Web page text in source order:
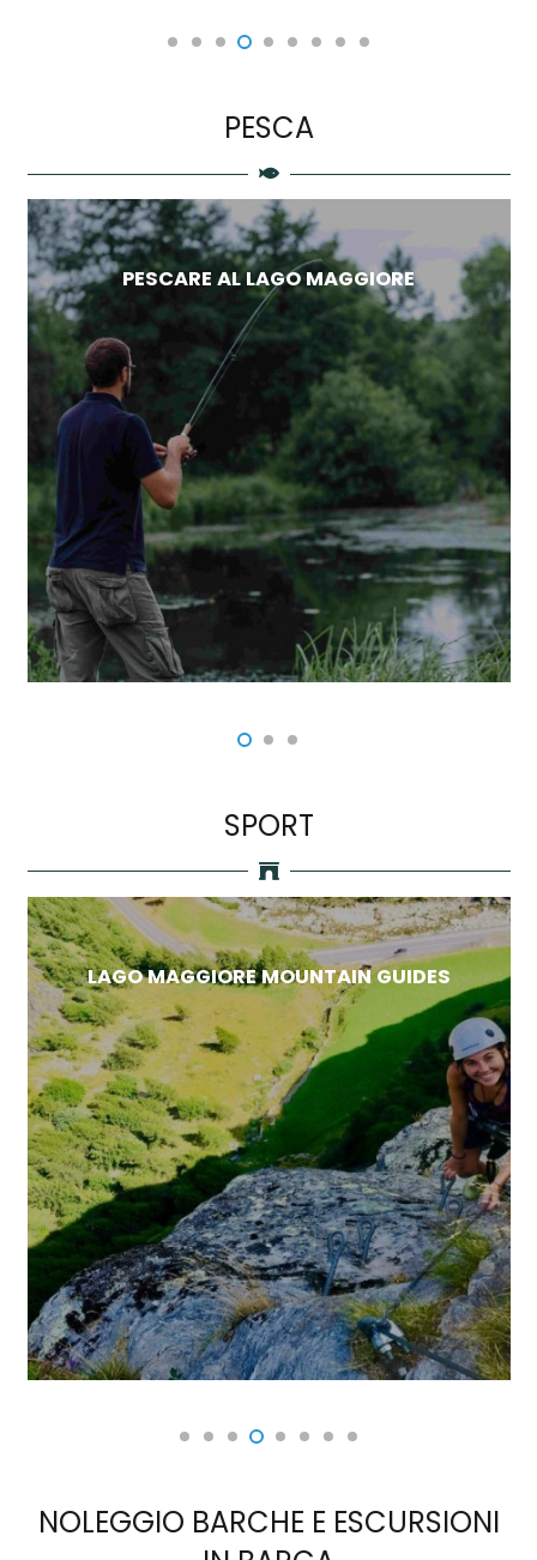
PESCA
PESCARE AL LAGO MAGGIORE
SPORT
LAGO MAGGIORE MOUNTAIN GUIDES
NOLEGGIO BARCHE E ESCURSIONI